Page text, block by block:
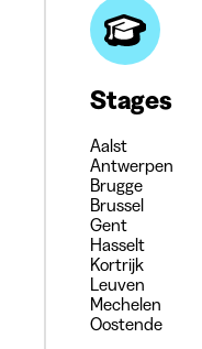
Stages
Aalst
Antwerpen
Brugge
Brussel
Gent
Hasselt
Kortrijk
Leuven
Mechelen
Oostende